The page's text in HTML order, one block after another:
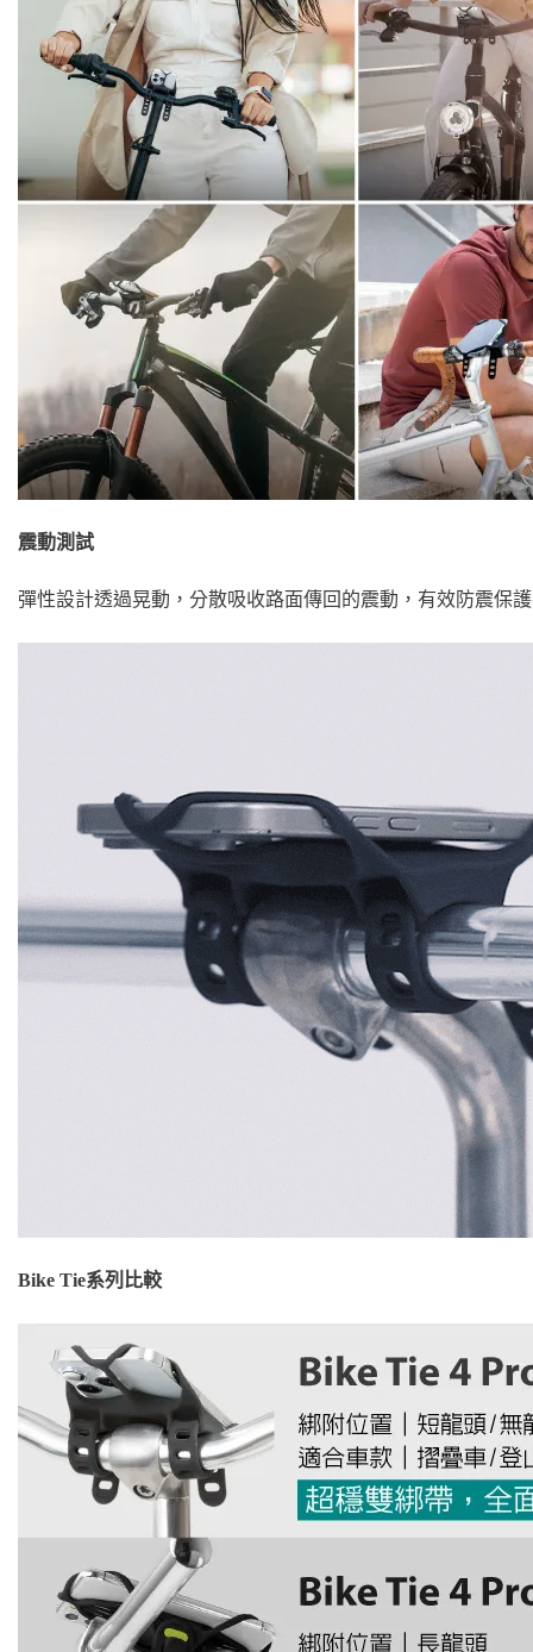
震動測試
彈性設計透過晃動，分散吸收路面傳回的震動，有效防震保
Bike Tie系列比較